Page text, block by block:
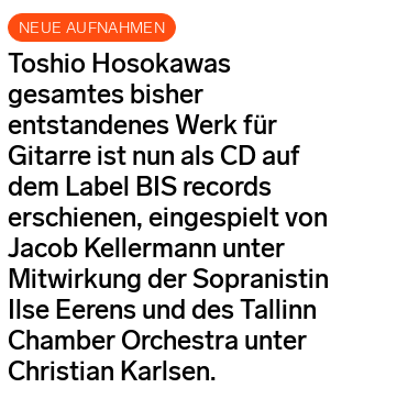
NEUE AUFNAHMEN
Toshio Hosokawas
gesamtes bisher
entstandenes Werk für
Gitarre ist nun als CD auf
dem Label BIS records
erschienen, eingespielt von
Jacob Kellermann unter
Mitwirkung der Sopranistin
Ilse Eerens und des Tallinn
Chamber Orchestra unter
Christian Karlsen.